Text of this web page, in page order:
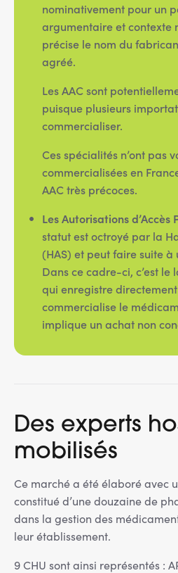
nominativement pour un
argumentaire et contexte
précise le nom du
agréé.
Les AAC sont
puisque plusieurs
commercialiser.
Ces spécialités n’ont pas
commercialisées en
AAC très précoces.
Les Autorisations d’Accès
statut est octroyé par la
(HAS) et peut faire suite à
Dans ce cadre-ci, c’est
qui enregistre
commercialise le
implique un achat non
Des experts
mobilisés
Ce marché a été élaboré avec
constitué d’une douzaine de
dans la gestion des
leur établissement.
9 CHU sont ainsi représentés :